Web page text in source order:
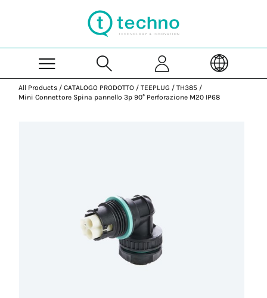
All Products / CATALOGO PRODOTTO / TEEPLUG / TH385 /
Mini Connettore Spina pannello 3p 90° Perforazione M20 IP68